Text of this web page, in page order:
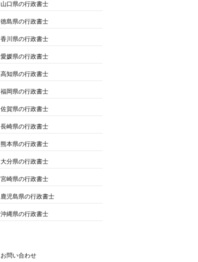
山口県の行政書士
徳島県の行政書士
香川県の行政書士
愛媛県の行政書士
高知県の行政書士
福岡県の行政書士
佐賀県の行政書士
長崎県の行政書士
熊本県の行政書士
大分県の行政書士
宮崎県の行政書士
鹿児島県の行政書士
沖縄県の行政書士
お問い合わせ